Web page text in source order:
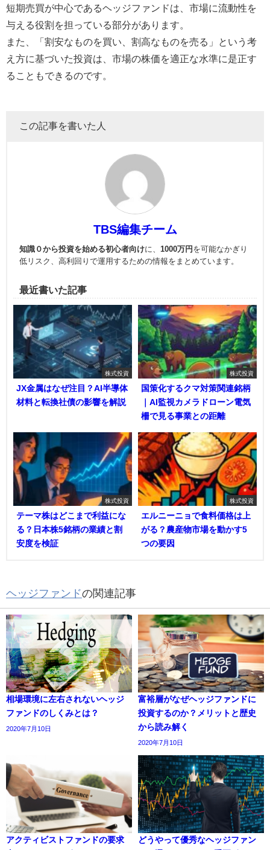
短期売買が中心であるヘッジファンドは、市場に流動性を
与える役割を担っている部分があります。
また、「割安なものを買い、割高なものを売る」という考
え方に基づいた投資は、市場の株価を適正な水準に是正す
ることもできるのです。
この記事を書いた人
TBS編集チーム
知識０から投資を始める初心者向けに、 1000万円 を可能なかぎり
低リスク、高利回りで運用するための情報をまとめています。
最近書いた記事
株式投資
JX金属はなぜ注目？AI半導体
材料と転換社債の影響を解説
株式投資
国策化するクマ対策関連銘柄
｜AI監視カメラドローン電気
柵で見る事業との距離
株式投資
テーマ株はどこまで利益にな
る？日本株5銘柄の業績と割
安度を検証
株式投資
エルニーニョで食料価格は上
がる？農産物市場を動かす5
つの要因
ヘッジファンドの関連記事
相場環境に左右されないヘッジ
ファンドのしくみとは？
2020年7月10日
富裕層がなぜヘッジファンドに
投資するのか？メリットと歴史
から読み解く
2020年7月10日
アクティビストファンドの要求
どうやって優秀なヘッジファン